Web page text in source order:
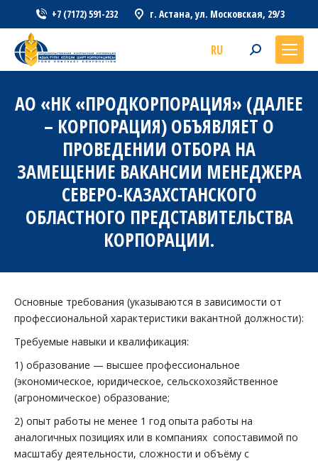
+7 (7172) 591-232 г. Астана, ул. Московская, 29/3
RU Search:
АО «НК «ПРОДКОРПОРАЦИЯ» (ДАЛЕЕ
– КОРПОРАЦИЯ) ОБЪЯВЛЯЕТ О
ПРОВЕДЕНИИ ОТБОРА НА
ЗАМЕЩЕНИЕ ВАКАНСИИ МЕНЕДЖЕРА
СЕВЕРО-КАЗАХСТАНСКОГО
ОБЛАСТНОГО ПРЕДСТАВИТЕЛЬСТВА
КОРПОРАЦИИ.
Основные требования (указываются в зависимости от
профессиональной характеристики вакантной должности):
Требуемые навыки и квалификация:
1) образование — высшее профессиональное
(экономическое, юридическое, сельскохозяйственное
(агрономическое) образование;
2) опыт работы не менее 1 год опыта работы на
аналогичных позициях или в компаниях сопоставимой по
масштабу деятельности, сложности и объёму с